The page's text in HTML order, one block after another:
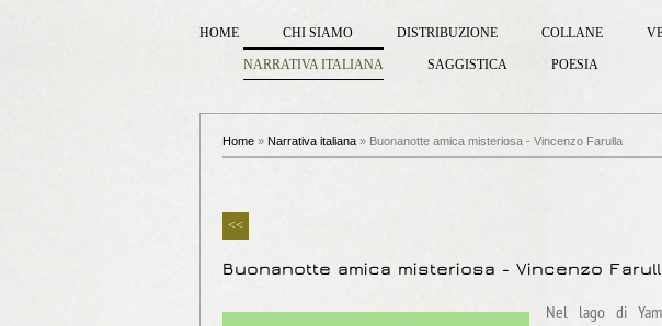
HOME CHI SIAMO DISTRIBUZIONE COLLANE
NARRATIVA ITALIANA SAGGISTICA POESIA
Home » Narrativa italiana » Buonanotte amica misteriosa - Vincenzo Farulla
<<
Buonanotte amica misteriosa - Vincenzo
Nel lago di